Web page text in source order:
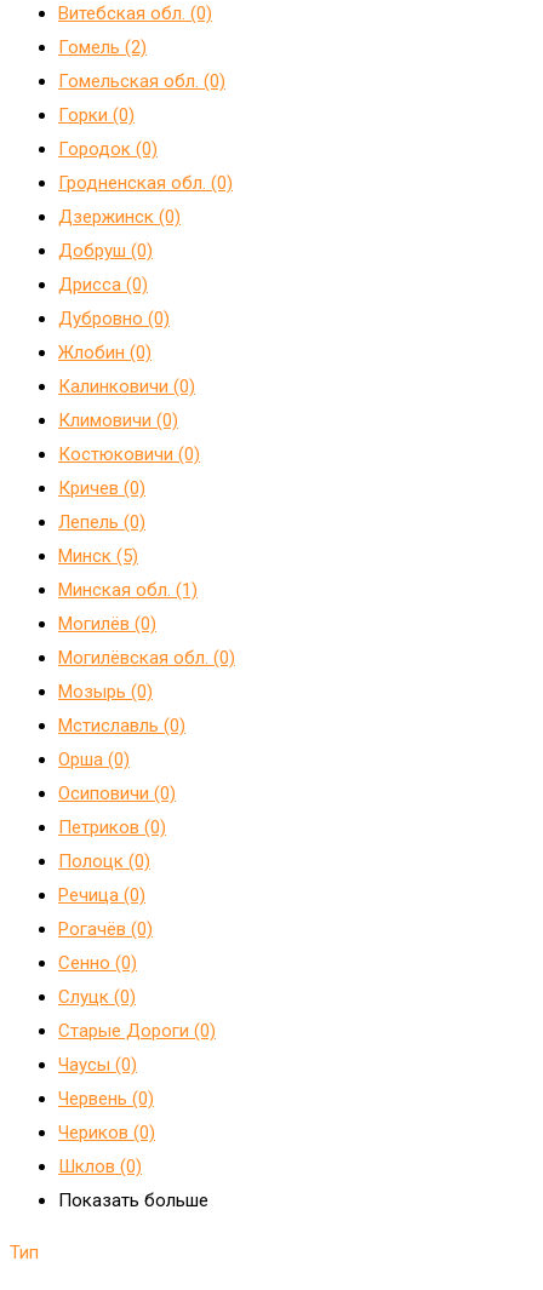
Витебская обл. (0)
Гомель (2)
Гомельская обл. (0)
Горки (0)
Городок (0)
Гродненская обл. (0)
Дзержинск (0)
Добруш (0)
Дрисса (0)
Дубровно (0)
Жлобин (0)
Калинковичи (0)
Климовичи (0)
Костюковичи (0)
Кричев (0)
Лепель (0)
Минск (5)
Минская обл. (1)
Могилёв (0)
Могилёвская обл. (0)
Мозырь (0)
Мстиславль (0)
Орша (0)
Осиповичи (0)
Петриков (0)
Полоцк (0)
Речица (0)
Рогачёв (0)
Сенно (0)
Слуцк (0)
Старые Дороги (0)
Чаусы (0)
Червень (0)
Чериков (0)
Шклов (0)
Показать больше
Тип